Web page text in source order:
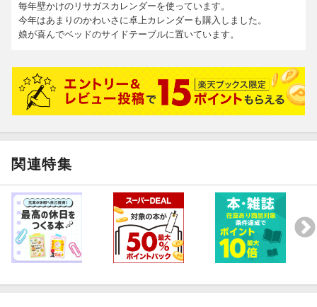
毎年壁かけのリサガスカレンダーを使っています。
今年はあまりのかわいさに卓上カレンダーも購入しました。
娘が喜んでベッドのサイドテーブルに置いています。
関連特集